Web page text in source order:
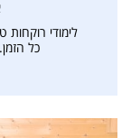
לימודי
כל